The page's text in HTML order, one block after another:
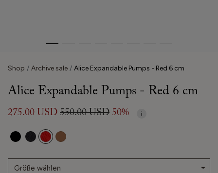
Shop Archive sale Alice Expandable Pumps - Red 6 cm
Alice Expandable Pumps - Red 6 cm
275.00 USD550.00 USD50%
Größe wählen